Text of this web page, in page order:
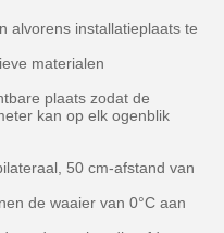
alvorens installatieplaats te
materialen
plaats zodat de
kan op elk ogenblik
50 cm-afstand van
de waaier van 0°C aan